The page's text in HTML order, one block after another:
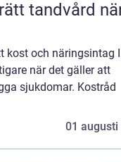
och näringsintag I
när det gäller att
sjukdomar. Kostråd
01 augusti